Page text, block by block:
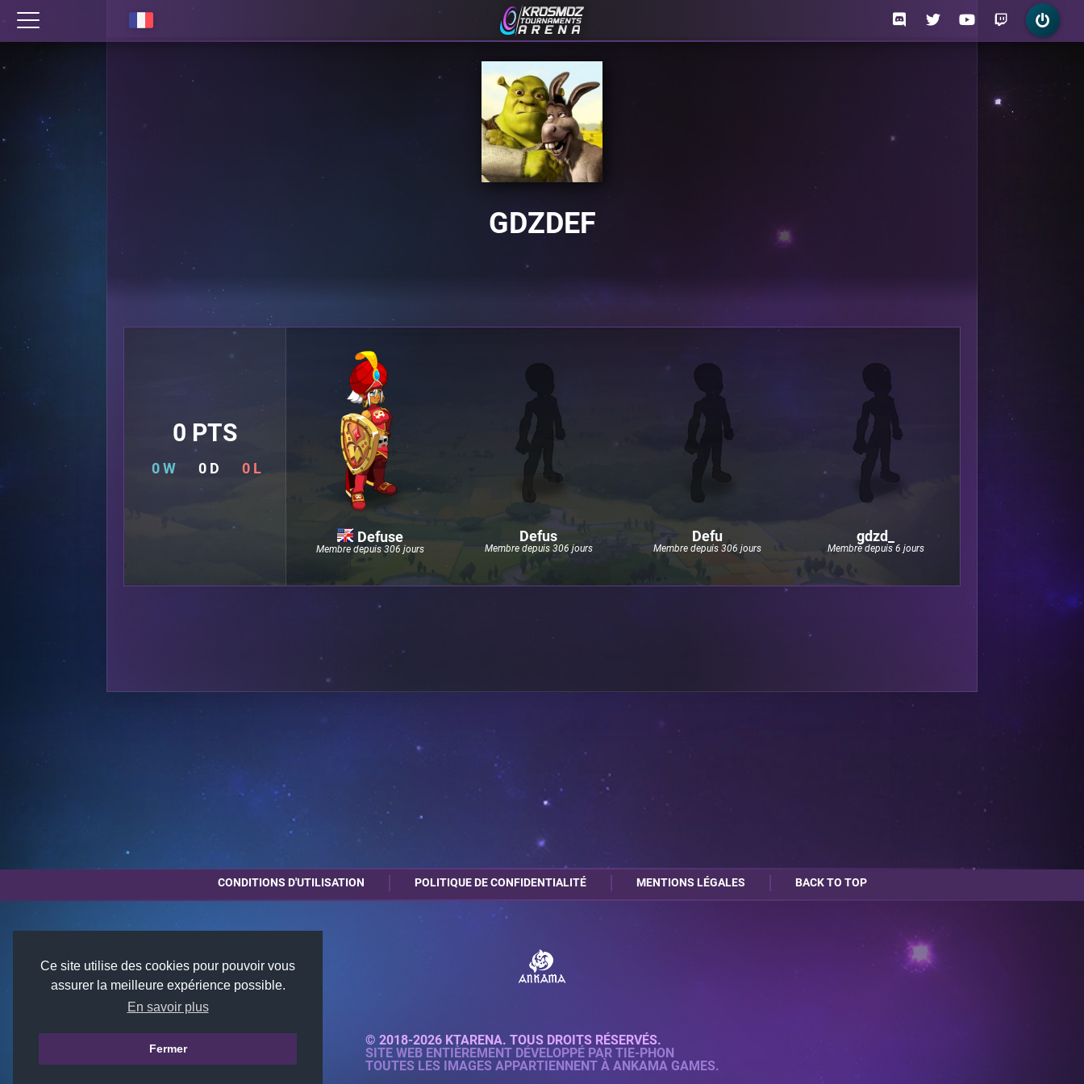
Ce site utilise des cookies pour pouvoir vous
assurer la meilleure expérience possible.
En savoir plus
Fermer
GDZDEF
0 PTS
0 W 0 D 0 L
Defuse
Membre depuis 306 jours
Defus
Membre depuis 306 jours
Defu
Membre depuis 306 jours
gdzd_
Membre depuis 6 jours
CONDITIONS D'UTILISATION POLITIQUE DE CONFIDENTIALITÉ MENTIONS LÉGALES BACK TO TOP
© 2018-2026 KTARENA. TOUS DROITS RÉSERVÉS.
SITE WEB ENTIÈREMENT DÉVELOPPÉ PAR TIE-PHON
TOUTES LES IMAGES APPARTIENNENT À ANKAMA GAMES.